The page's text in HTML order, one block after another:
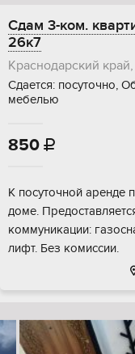
Сдам 3-ком.
26к7
Краснодарский
Сдается: посуточно,
мебелью
850 
К посуточной аренде
доме.
коммуникации:
лифт. Без комиссии.